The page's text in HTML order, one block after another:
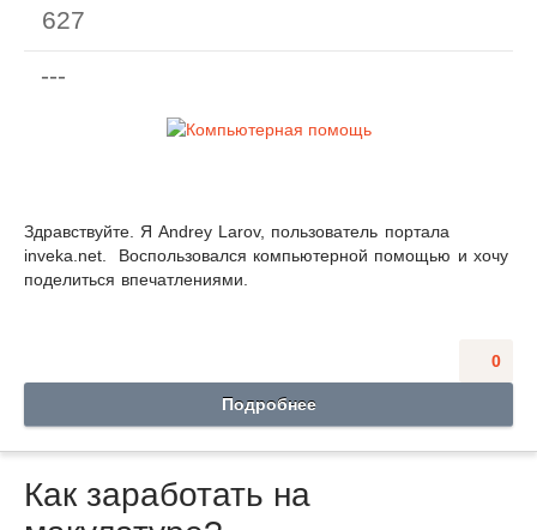
627
---
Здравствуйте. Я Andrey Larov, пользователь портала
inveka.net. Воспользовался компьютерной помощью и хочу
поделиться впечатлениями.
0
Подробнее
Как заработать на